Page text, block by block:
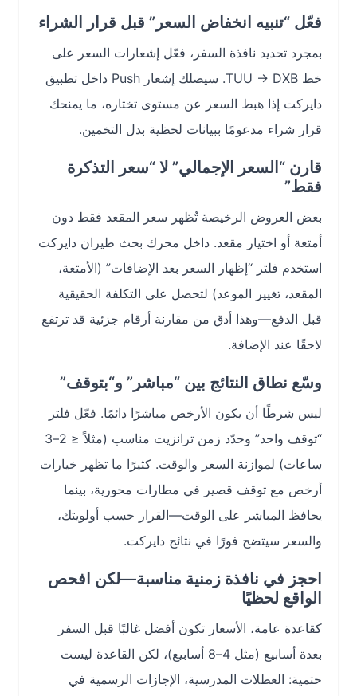
فعّل “تنبيه انخفاض السعر” قبل قرار الشراء
بمجرد تحديد نافذة السفر، فعّل إشعارات السعر على
خط TUU → DXB. سيصلك إشعار Push داخل تطبيق
دايركت إذا هبط السعر عن مستوى تختاره، ما يمنحك
قرار شراء مدعومًا ببيانات لحظية بدل التخمين.
قارن “السعر الإجمالي” لا “سعر التذكرة
فقط”
بعض العروض الرخيصة تُظهر سعر المقعد فقط دون
أمتعة أو اختيار مقعد. داخل محرك بحث طيران دايركت
استخدم فلتر “إظهار السعر بعد الإضافات” (الأمتعة،
المقعد، تغيير الموعد) لتحصل على التكلفة الحقيقية
قبل الدفع—وهذا أدق من مقارنة أرقام جزئية قد ترتفع
لاحقًا عند الإضافة.
وسّع نطاق النتائج بين “مباشر” و“بتوقف”
ليس شرطًا أن يكون الأرخص مباشرًا دائمًا. فعّل فلتر
“توقف واحد” وحدّد زمن ترانزيت مناسب (مثلاً ≤ 2–3
ساعات) لموازنة السعر والوقت. كثيرًا ما تظهر خيارات
أرخص مع توقف قصير في مطارات محورية، بينما
يحافظ المباشر على الوقت—القرار حسب أولويتك،
والسعر سيتضح فورًا في نتائج دايركت.
احجز في نافذة زمنية مناسبة—لكن افحص
الواقع لحظيًا
كقاعدة عامة، الأسعار تكون أفضل غالبًا قبل السفر
بعدة أسابيع (مثل 4–8 أسابيع)، لكن القاعدة ليست
حتمية: العطلات المدرسية، الإجازات الرسمية في